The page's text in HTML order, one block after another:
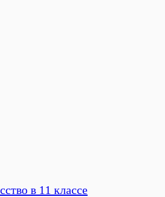
в 11 классе